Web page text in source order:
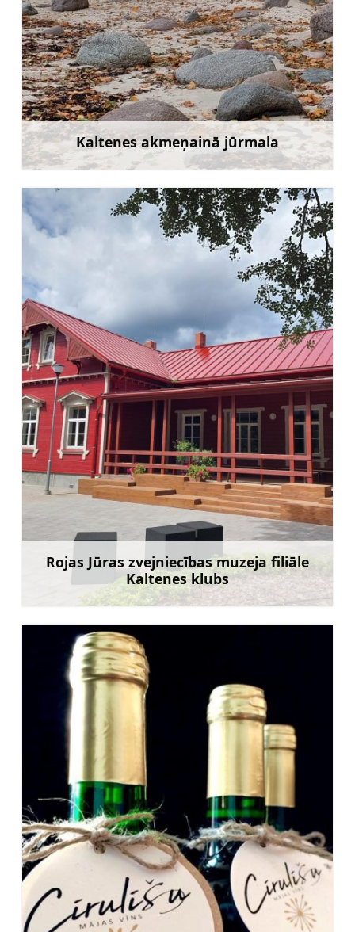
Kaltenes akmeņainā jūrmala
Uzzināt vairāk
Rojas Jūras zvejniecības muzeja filiāle
Kaltenes klubs
Uzzināt vairāk